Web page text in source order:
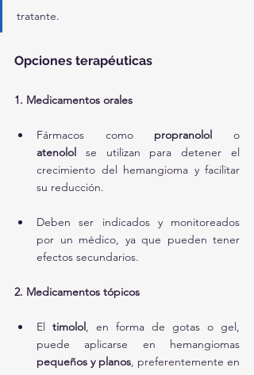
tratante.
Opciones terapéuticas
1. Medicamentos orales
Fármacos como propranolol
atenolol se utilizan para detener el
crecimiento del hemangioma y facilitar
su reducción.
Deben ser indicados y monitoreados
por un médico, ya que pueden tener
efectos secundarios.
2. Medicamentos tópicos
El timolol, en forma de gotas o gel,
pequeños y planos, preferentemente en